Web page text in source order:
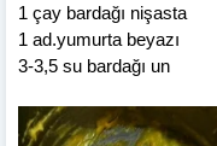
1 çay bardağı nişasta
1 ad.yumurta beyazı
3-3,5 su bardağı un